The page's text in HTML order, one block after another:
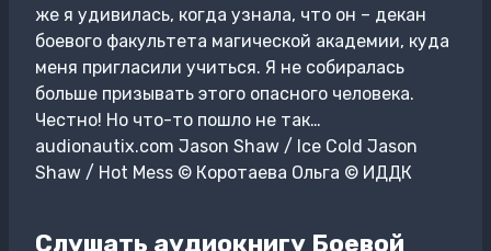
же я удивилась, когда узнала, что он – декан
боевого факультета магической академии, куда
меня пригласили учиться. Я не собиралась
больше призывать этого опасного человека.
Честно! Но что-то пошло не так…
audionautix.com Jason Shaw / Ice Cold Jason
Shaw / Hot Mess © Коротаева Ольга © ИДДК
Слушать аудиокнигу Боевой